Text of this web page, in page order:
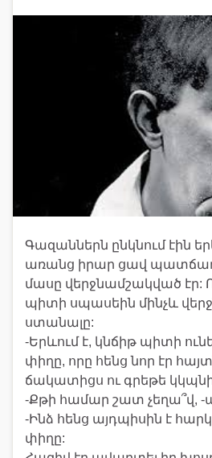
Գազաններն ընկնում էին
առանց իրար ցավ
մասը վերջնամշակված էր:
պիտի սպասեին մինչև
ստանալը:
-Երևում է, կնճիթ պիտի
փիղը, որը հենց նոր էր
ճակատիցս ու գրեթե
-Քթի համար շատ չեղա՞վ,
-Ինձ հենց այդպիսին է
փիղը: